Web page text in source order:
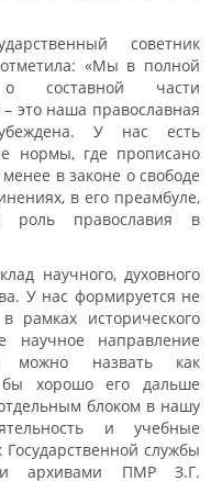
советник
«Мы в полной
составной части
это наша православная
У нас есть
нормы, где прописано
в законе о свободе
в его преамбуле,
роль православия в
научного, духовного
У нас формируется не
рамках исторического
научное направление
можно назвать как
бы хорошо его дальше
блоком в нашу
и учебные
службы
и архивами ПМР З.Г.